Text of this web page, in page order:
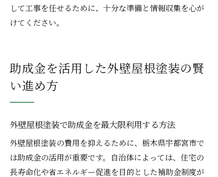
して工事を任せるために、十分な準備と情報収集を心が
けてください。
助成金を活用した外壁屋根塗装の賢
い進め方
外壁屋根塗装で助成金を最大限利用する方法
外壁屋根塗装の費用を抑えるために、栃木県宇都宮市で
は助成金の活用が重要です。自治体によっては、住宅の
長寿命化や省エネルギー促進を目的とした補助金制度が